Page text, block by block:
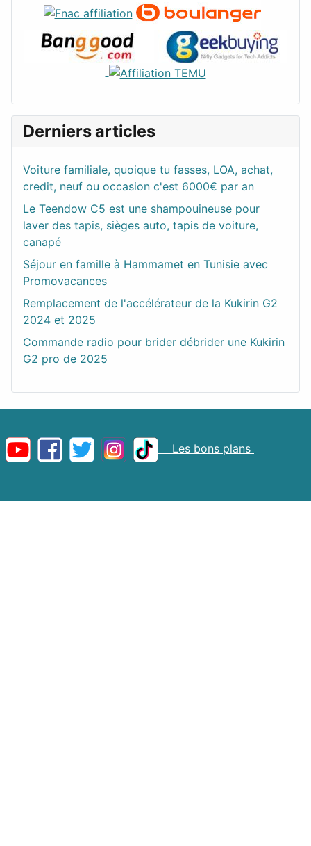
Derniers articles
Voiture familiale, quoique tu fasses, LOA, achat,
credit, neuf ou occasion c'est 6000€ par an
Le Teendow C5 est une shampouineuse pour
laver des tapis, sièges auto, tapis de voiture,
canapé
Séjour en famille à Hammamet en Tunisie avec
Promovacances
Remplacement de l'accélérateur de la Kukirin G2
2024 et 2025
Commande radio pour brider débrider une Kukirin
G2 pro de 2025
Les bons plans